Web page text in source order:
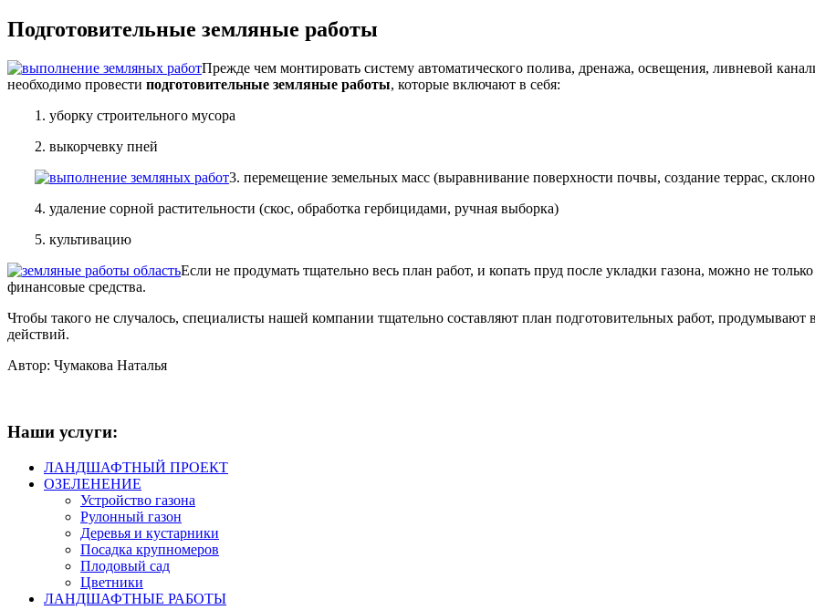
Подготовительные земляные работы
Прежде чем монтировать систему автоматического полива, дренажа, освещения, ливневой
необходимо провести подготовительные земляные работы, которые включают в себя:
1. уборку строительного мусора
2. выкорчевку пней
3. перемещение земельных масс (выравнивание поверхности почвы, создание террас,
4. удаление сорной растительности (скос, обработка гербицидами, ручная выборка)
5. культивацию
Если не продумать тщательно весь план работ, и копать пруд после укладки газона, можно не
финансовые средства.
Чтобы такого не случалось, специалисты нашей компании тщательно составляют план подготовительных работ,
действий.
Автор: Чумакова Наталья
Наши услуги:
ЛАНДШАФТНЫЙ ПРОЕКТ
ОЗЕЛЕНЕНИЕ
Устройство газона
Рулонный газон
Деревья и кустарники
Посадка крупномеров
Плодовый сад
Цветники
ЛАНДШАФТНЫЕ РАБОТЫ